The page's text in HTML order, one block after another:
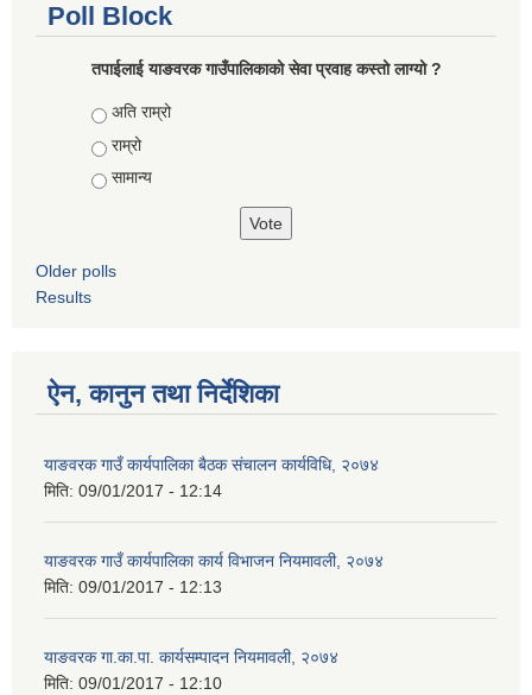
Poll Block
तपाईलाई याङवरक गाउँपालिकाको सेवा प्रवाह कस्तो लाग्यो ?
Choices
अति राम्रो
राम्रो
सामान्य
Older polls
Results
ऐन, कानुन तथा निर्देशिका
याङवरक गाउँ कार्यपालिका बैठक संचालन कार्यविधि, २०७४
मिति: 09/01/2017 - 12:14
याङवरक गाउँ कार्यपालिका कार्य विभाजन नियमावली, २०७४
मिति: 09/01/2017 - 12:13
याङवरक गा.का.पा. कार्यसम्पादन नियमावली, २०७४
मिति: 09/01/2017 - 12:10